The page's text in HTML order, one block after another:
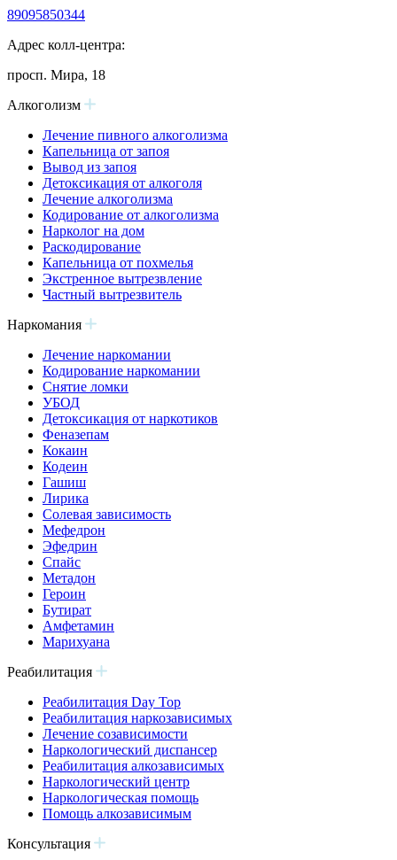
89095850344
Адрес колл-центра:
просп. Мира, 18
Алкоголизм
Лечение пивного алкоголизма
Капельница от запоя
Вывод из запоя
Детоксикация от алкоголя
Лечение алкоголизма
Кодирование от алкоголизма
Нарколог на дом
Раскодирование
Капельница от похмелья
Экстренное вытрезвление
Частный вытрезвитель
Наркомания
Лечение наркомании
Кодирование наркомании
Снятие ломки
УБОД
Детоксикация от наркотиков
Феназепам
Кокаин
Кодеин
Гашиш
Лирика
Солевая зависимость
Мефедрон
Эфедрин
Спайс
Метадон
Героин
Бутират
Амфетамин
Марихуана
Реабилитация
Реабилитация Day Top
Реабилитация наркозависимых
Лечение созависимости
Наркологический диспансер
Реабилитация алкозависимых
Наркологический центр
Наркологическая помощь
Помощь алкозависимым
Консультация